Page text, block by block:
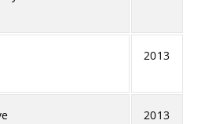
2013
2013